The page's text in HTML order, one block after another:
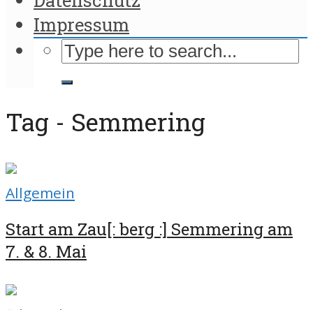
Impressum
Tag - Semmering
Allgemein
Start am Zau[: berg :] Semmering am
7. & 8. Mai